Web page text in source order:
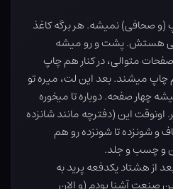
(و صحافی) نمیشه. هر برگه کاغذ
هستش. پشت و رو میشه
متوالی، در کنار هم چاپ
میشند. بعد این لت، میره تو
چهار صفحه. دوباره تا میخوره
این (دفترچه مانند شانزده
شونزده تا شونزده رو هم
و چسب و جلد.
از هشتاد یکدفعه پرید به
صنعت آشنا بودم (و الان